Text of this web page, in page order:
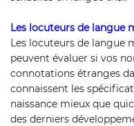
Les locuteurs de langue
Les locuteurs de langue
peuvent évaluer si vos
connotations étranges
connaissent les
naissance mieux que
des derniers